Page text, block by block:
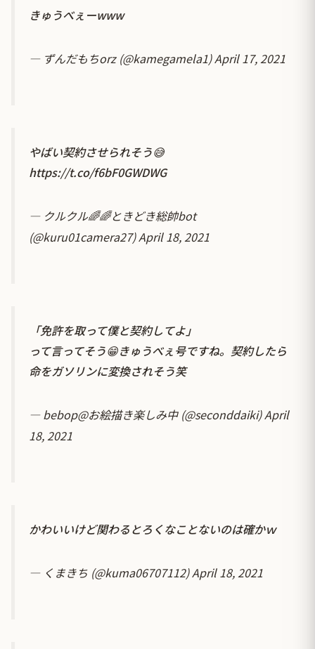
きゅうべぇーwww
— ずんだもちorz (@kamegamela1)April 17, 2021
やばい契約させられそう😅
https://t.co/f6bF0GWDWG
— クルクル🌈🌈ときどき総帥bot
(@kuru01camera27)April 18, 2021
「免許を取って僕と契約してよ」
って言ってそう😁きゅうべぇ号ですね。契約したら
命をガソリンに変換されそう笑
— bebop@お絵描き楽しみ中 (@seconddaiki)April
18, 2021
かわいいけど関わるとろくなことないのは確かｗ
— くまきち (@kuma06707112)April 18, 2021